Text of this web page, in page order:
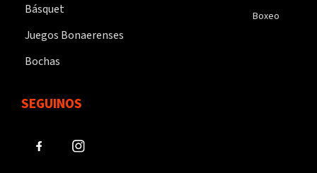
Básquet
Juegos Bonaerenses
Bochas
Boxeo
SEGUINOS